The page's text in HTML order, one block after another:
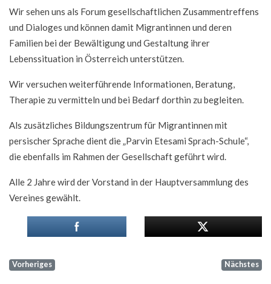
Wir sehen uns als Forum gesellschaftlichen Zusammentreffens
und Dialoges und können damit Migrantinnen und deren
Familien bei der Bewältigung und Gestaltung ihrer
Lebenssituation in Österreich unterstützen.
Wir versuchen weiterführende Informationen, Beratung,
Therapie zu vermitteln und bei Bedarf dorthin zu begleiten.
Als zusätzliches Bildungszentrum für Migrantinnen mit
persischer Sprache dient die „Parvin Etesami Sprach-Schule“,
die ebenfalls im Rahmen der Gesellschaft geführt wird.
Alle 2 Jahre wird der Vorstand in der Hauptversammlung des
Vereines gewählt.
Vorheriges Nächstes